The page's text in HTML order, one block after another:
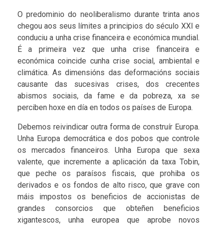
O predominio do neoliberalismo durante trinta anos
chegou aos seus límites a principios do século XXI e
conduciu a unha crise financeira e económica mundial.
É a primeira vez que unha crise financeira e
económica coincide cunha crise social, ambiental e
climática. As dimensións das deformacións sociais
causante das sucesivas crises, dos crecentes
abismos sociais, da fame e da pobreza, xa se
perciben hoxe en día en todos os países de Europa.
Debemos reivindicar outra forma de construír Europa.
Unha Europa democrática e dos pobos que controle
os mercados financeiros. Unha Europa que sexa
valente, que incremente a aplicación da taxa Tobin,
que peche os paraísos fiscais, que prohiba os
derivados e os fondos de alto risco, que grave con
máis impostos os beneficios de accionistas de
grandes consorcios que obteñen beneficios
xigantescos, unha europea que aprobe novos